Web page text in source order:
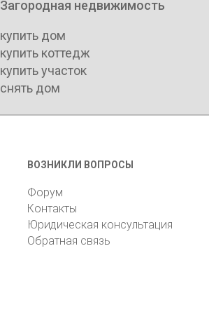
Загородная недвижимость
купить дом
купить коттедж
купить участок
снять дом
ВОЗНИКЛИ ВОПРОСЫ
Форум
Контакты
Юридическая консультация
Обратная связь